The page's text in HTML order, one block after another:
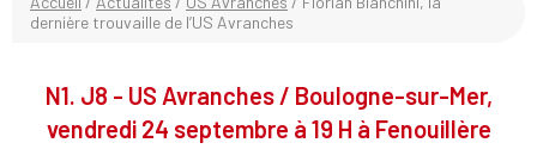
dernière trouvaille de l’US Avranches
N1. J8 - US Avranches / Boulogne-sur-Mer,
vendredi 24 septembre à 19 H à Fenouillère